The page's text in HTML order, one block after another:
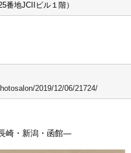
番地JCIIビル１階）
2019/12/06/21724/
崎・新潟・函館―